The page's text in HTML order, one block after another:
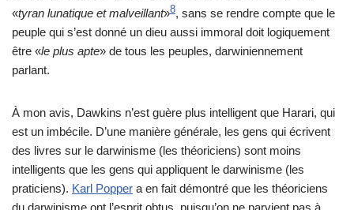
«tyran lunatique et malveillant»8, sans se rendre compte que le
peuple qui s’est donné un dieu aussi immoral doit logiquement
être «le plus apte» de tous les peuples, darwiniennement
parlant.
À mon avis, Dawkins n’est guère plus intelligent que Harari, qui
est un imbécile. D’une manière générale, les gens qui écrivent
des livres sur le darwinisme (les théoriciens) sont moins
intelligents que les gens qui appliquent le darwinisme (les
praticiens). Karl Popper a en fait démontré que les théoriciens